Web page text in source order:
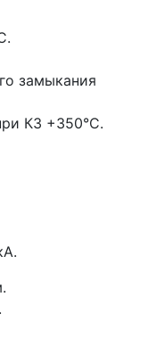
замыкания
КЗ +350°С.